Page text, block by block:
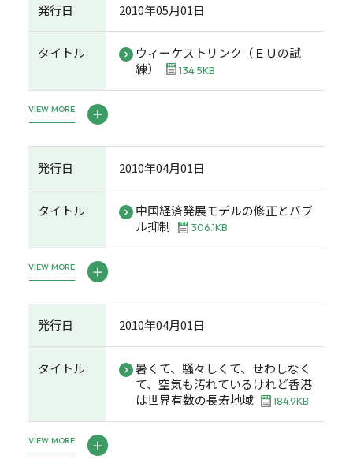
発行日 2010年05月01日
タイトル
ウィーケストリンク（ＥＵの試
練）
134.5KB
VIEW MORE
発行日 2010年04月01日
タイトル
中国経済発展モデルの修正とバブ
ル抑制
306.1KB
VIEW MORE
発行日 2010年04月01日
タイトル
暑くて、騒々しくて、せわしなく
て、空気も汚れているけれど香港
は世界有数の長寿地域
184.9KB
VIEW MORE